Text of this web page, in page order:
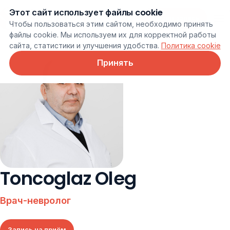
Онлайн запись
Toncoglaz Oleg
Врач-невролог
Этот сайт использует файлы cookie
Чтобы пользоваться этим сайтом, необходимо принять
файлы cookie. Мы используем их для корректной работы
сайта, статистики и улучшения удобства. Политика cookie
Принять